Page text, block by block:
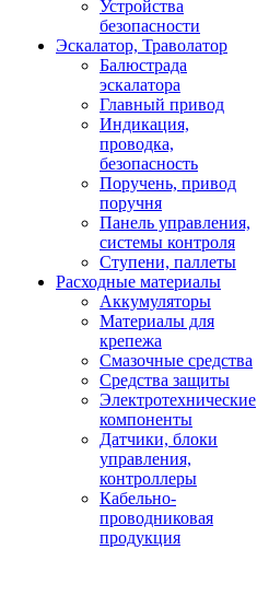
Устройства
безопасности
Эскалатор, Траволатор
Балюстрада
эскалатора
Главный привод
Индикация,
проводка,
безопасность
Поручень, привод
поручня
Панель управления,
системы контроля
Ступени, паллеты
Расходные материалы
Аккумуляторы
Материалы для
крепежа
Смазочные средства
Средства защиты
Электротехнические
компоненты
Датчики, блоки
управления,
контроллеры
Кабельно-
проводниковая
продукция